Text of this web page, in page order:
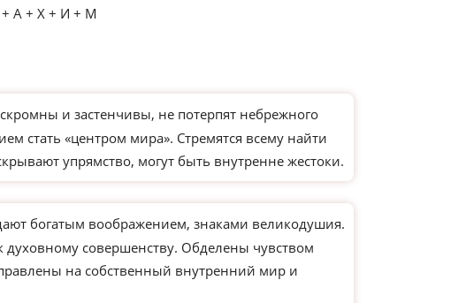
А + Х + И + М
и застенчивы, не потерпят небрежного
стать «центром мира». Стремятся всему найти
упрямство, могут быть внутренне жестоки.
богатым воображением, знаками великодушия.
совершенству. Обделены чувством
на собственный внутренний мир и